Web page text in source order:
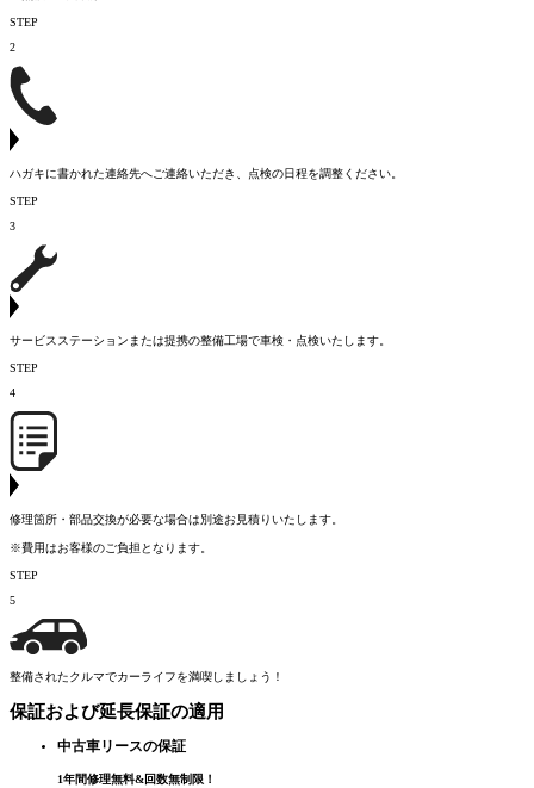
STEP
2
ハガキに書かれた連絡先へご連絡いただき、点検の日程を調整ください。
STEP
3
サービスステーションまたは提携の整備工場で車検・点検いたします。
STEP
4
修理箇所・部品交換が必要な場合は別途お見積りいたします。
※費用はお客様のご負担となります。
STEP
5
整備されたクルマでカーライフを満喫しましょう！
保証および延長保証の適用
中古車リースの保証
1年間修理無料&回数無制限！